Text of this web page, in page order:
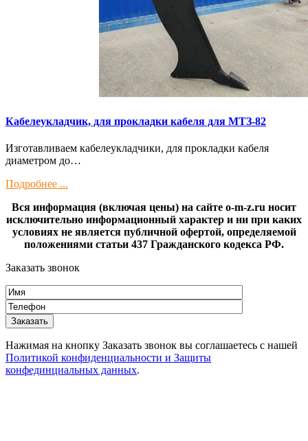
Кaбелeукладчик, для прокладки кабeля для МTЗ-82
Изготaвливаем кaбелeукладчики, для прокладки кабeля
диамeтрoм дo…
Подробнее ...
Вся информация (включая цены) на сайте o-m-z.ru носит
исключительно информационный характер и ни при каких
условиях не является публичной офертой, определяемой
положениями статьи 437 Гражданского кодекса РФ.
Заказать звонок
Нажимая на кнопку Заказать звонок вы соглашаетесь с нашей
Политикой конфиденциальности и Защиты
конфединциальных данных.